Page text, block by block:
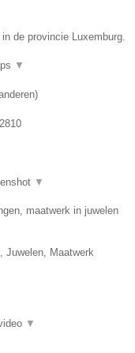
de provincie Luxemburg.
▼
)
▼
maatwerk in juwelen
Juwelen, Maatwerk
▼